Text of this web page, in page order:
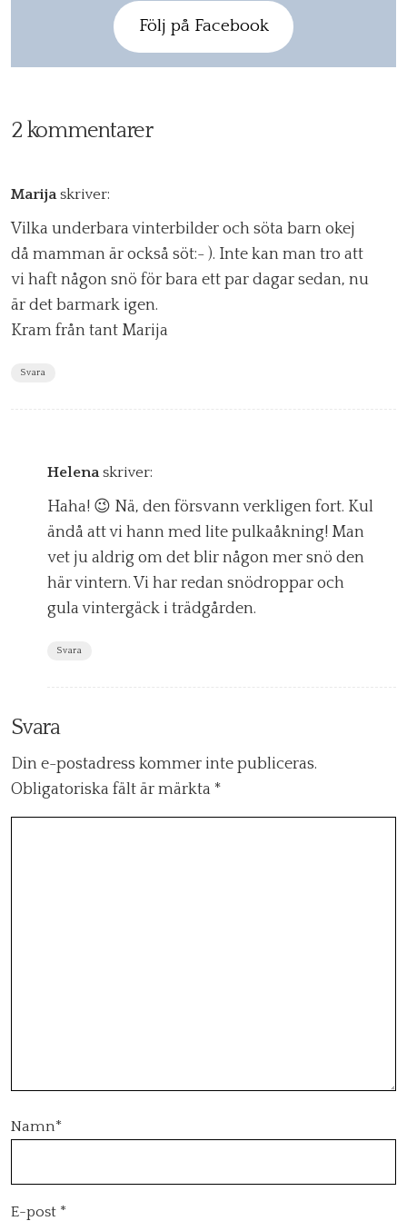
Följ på Facebook
2 kommentarer
Marija skriver:
Vilka underbara vinterbilder och söta barn okej
då mamman är också söt:- ). Inte kan man tro att
vi haft någon snö för bara ett par dagar sedan, nu
är det barmark igen.
Kram från tant Marija
Svara
Helena skriver:
Haha! 😉 Nä, den försvann verkligen fort. Kul
ändå att vi hann med lite pulkaåkning! Man
vet ju aldrig om det blir någon mer snö den
här vintern. Vi har redan snödroppar och
gula vintergäck i trädgården.
Svara
Svara
Din e-postadress kommer inte publiceras.
Obligatoriska fält är märkta *
Namn*
E-post *